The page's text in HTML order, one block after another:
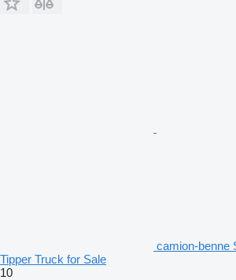
camion-benne
Tipper Truck for Sale
10